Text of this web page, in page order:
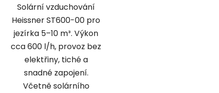
Solární vzduchování
Heissner ST600-00 pro
jezírka 5–10 m³. Výkon
cca 600 l/h, provoz bez
elektřiny, tiché a
snadné zapojení.
Včetně solárního